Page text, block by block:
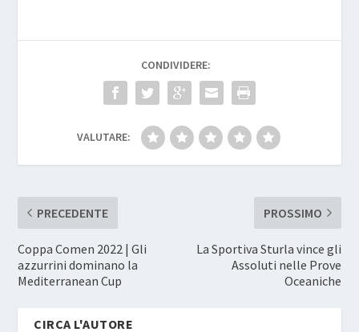
CONDIVIDERE:
VALUTARE:
PRECEDENTE
Coppa Comen 2022 | Gli
azzurrini dominano la
Mediterranean Cup
PROSSIMO
La Sportiva Sturla vince gli
Assoluti nelle Prove
Oceaniche
CIRCA L'AUTORE